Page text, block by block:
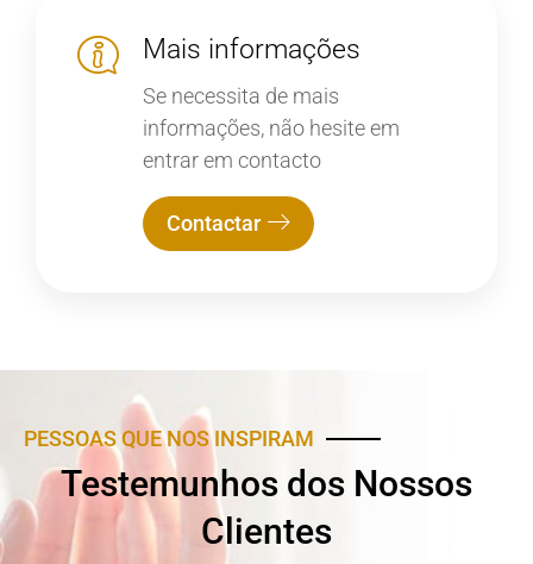
Mais informações
Se necessita de mais
informações, não hesite em
entrar em contacto
Contactar
PESSOAS QUE NOS INSPIRAM
Testemunhos dos Nossos
Clientes